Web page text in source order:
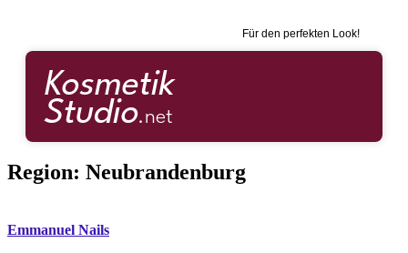
Für den perfekten Look!
Region: Neubrandenburg
Emmanuel Nails